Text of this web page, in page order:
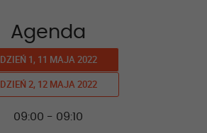
Agenda
DZIEŃ 1, 11 MAJA 2022
DZIEŃ 2, 12 MAJA 2022
09:00 - 09:10